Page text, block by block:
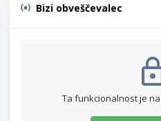
Bizi obveščevalec
Ta funkcionalnost je